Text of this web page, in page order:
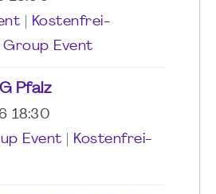
Kostenfrei-
Group Event
Pfalz
18:30
Event
Kostenfrei-